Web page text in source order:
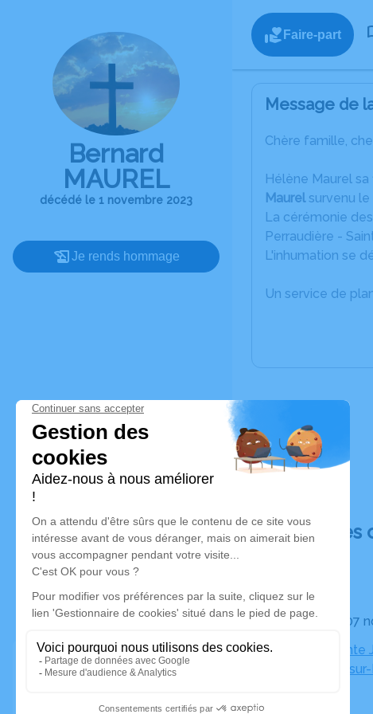
Bernard
MAUREL
décédé le 1 novembre 2023
Je rends hommage
Faire-part
Message de
Chère famille,
Hélène Maurel
Maurelsurvenu le
La cérémonie
Perraudière -
L'inhumation se
Un service de
Déroulé des
Le mardi 07
Eglise
Saint-Cyr-